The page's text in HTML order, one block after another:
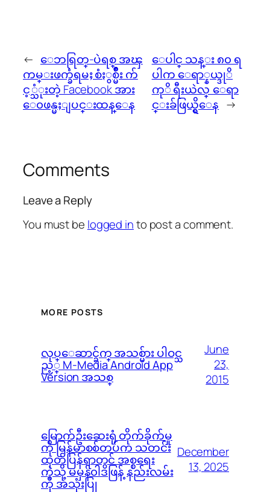
← ေဘရြတ္-ပဲရစ္ အၾ
ကမ္းဖက္ခံရမႈ စံႏွစ္မ်ိဳး က်
င့္သံုးတဲ့ Facebook အား
ေ၀ဖန္မႈျပင္းထန္ေန
ေပါင္ သန္း ၈၀ ရ
ပါက ေရာ္နယ္ဒုိ
ကုိ ရီးယဲလ္ ေရာ
င္းခ်ဖြယ္ရွိေန →
Comments
Leave a Reply
You must be logged into post a comment.
MORE POSTS
လုပ္ေဆာင္ခ်က္ အသစ္မ်ား ပါဝင္သ
ည့္ M-Media Android App
Version အသစ္
June
23,
2015
မြောက်ဦးဆေးရုံ တိုက်ခိုက်မှု
ကို မြန်မာစစ်တပ်က သတင်း
ထုတ်ပြန်ရာတွင် အစ္စရေး
ကဲ့သို့ မမှန်၀ါဒဖြန့် နည်းလမ်း
ကို အသုံးပြု
December
13, 2025